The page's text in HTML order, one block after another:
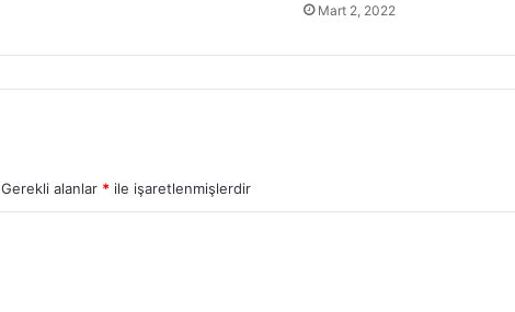
Mart 2, 2022
Gerekli alanlar * ile işaretlenmişlerdir